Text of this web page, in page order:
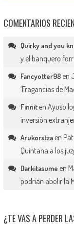
COMENTARIOS
Quirky and you
y el banquero
Fancyotter98en
‘Fragancias de
Finniten Ayuso
inversión
Arukorstzaen
Quintana a los
Darkitasume en
podrían abolir la
¿TE VAS A PERDER